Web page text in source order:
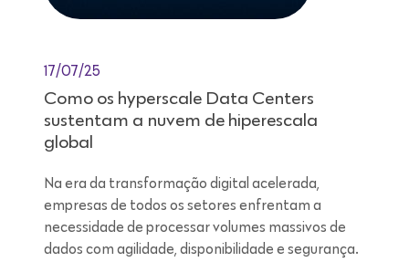
17/07/25
Como os hyperscale Data Centers
sustentam a nuvem de hiperescala
global
Na era da transformação digital acelerada,
empresas de todos os setores enfrentam a
necessidade de processar volumes massivos de
dados com agilidade, disponibilidade e segurança.